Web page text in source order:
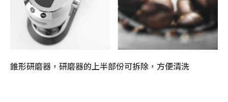
錐形研磨器，研磨器的上半部份可拆除，方便清洗